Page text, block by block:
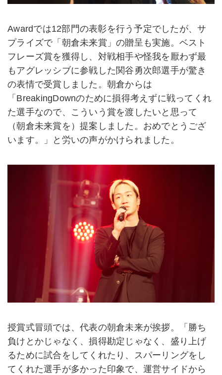
Awardでは12部門の表彰を行う予定でしたが、サ
プライズで「朝倉未来賞」の贈呈も実施。ベスト
フレーズ賞を獲得し、対戦相手や怪我を厭わず最
もアグレッシブに参戦した関谷勇次郎選手が驚き
の表情で受賞しました。朝倉からは
「BreakingDownのために損得考えずに戦ってくれ
た選手なので、こういう賞を渡したいと思って
（朝倉未来賞を）提案しました。おめでとうござ
います。」と労いの声がかけられました。
授賞式冒頭では、代表の朝倉未来が挨拶。「勝ち
負けとかじゃなく、損得勘定じゃなく、盛り上げ
るために試合をしてくれたり、スパーリングをし
てくれた選手が多かった印象で、運営サイドから